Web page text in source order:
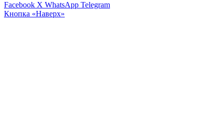
Facebook X WhatsApp Telegram
Кнопка «Наверх»